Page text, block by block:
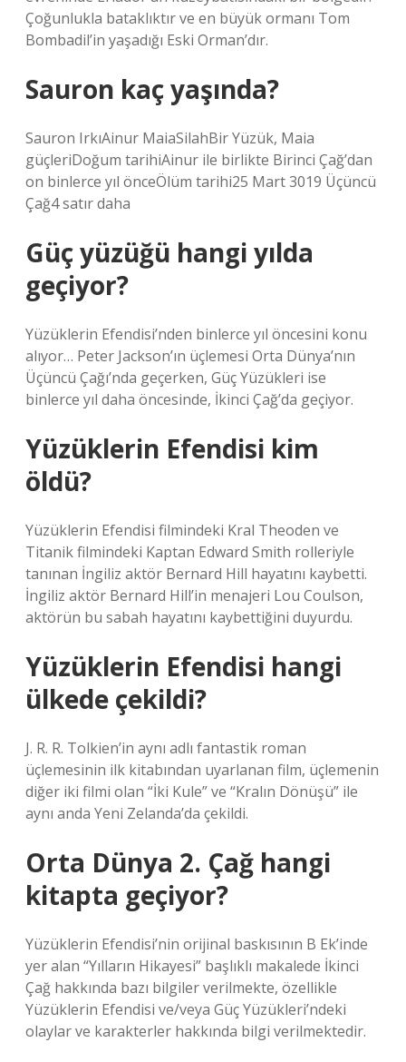
Çoğunlukla bataklıktır ve en büyük ormanı Tom
Bombadil’in yaşadığı Eski Orman’dır.
Sauron kaç yaşında?
Sauron IrkıAinur MaiaSilahBir Yüzük, Maia
güçleriDoğum tarihiAinur ile birlikte Birinci Çağ’dan
on binlerce yıl önceÖlüm tarihi25 Mart 3019 Üçüncü
Çağ4 satır daha
Güç yüzüğü hangi yılda
geçiyor?
Yüzüklerin Efendisi’nden binlerce yıl öncesini konu
alıyor… Peter Jackson’ın üçlemesi Orta Dünya’nın
Üçüncü Çağı’nda geçerken, Güç Yüzükleri ise
binlerce yıl daha öncesinde, İkinci Çağ’da geçiyor.
Yüzüklerin Efendisi kim
öldü?
Yüzüklerin Efendisi filmindeki Kral Theoden ve
Titanik filmindeki Kaptan Edward Smith rolleriyle
tanınan İngiliz aktör Bernard Hill hayatını kaybetti.
İngiliz aktör Bernard Hill’in menajeri Lou Coulson,
aktörün bu sabah hayatını kaybettiğini duyurdu.
Yüzüklerin Efendisi hangi
ülkede çekildi?
J. R. R. Tolkien’in aynı adlı fantastik roman
üçlemesinin ilk kitabından uyarlanan film, üçlemenin
diğer iki filmi olan “İki Kule” ve “Kralın Dönüşü” ile
aynı anda Yeni Zelanda’da çekildi.
Orta Dünya 2. Çağ hangi
kitapta geçiyor?
Yüzüklerin Efendisi’nin orijinal baskısının B Ek’inde
yer alan “Yılların Hikayesi” başlıklı makalede İkinci
Çağ hakkında bazı bilgiler verilmekte, özellikle
Yüzüklerin Efendisi ve/veya Güç Yüzükleri’ndeki
olaylar ve karakterler hakkında bilgi verilmektedir.